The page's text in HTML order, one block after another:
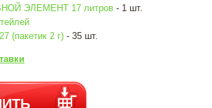
ЭЛЕМЕНТ 17 литров - 1 шт.
(пакетик 2 г) - 35 шт.